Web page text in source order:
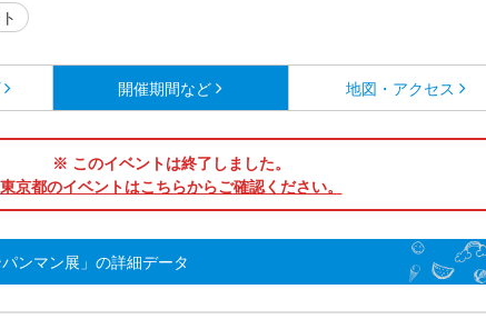
開催期間など 地図・アクセス
※ このイベントは終了しました。
東京都のイベントはこちらからご確認ください。
ンマン展」の詳細データ